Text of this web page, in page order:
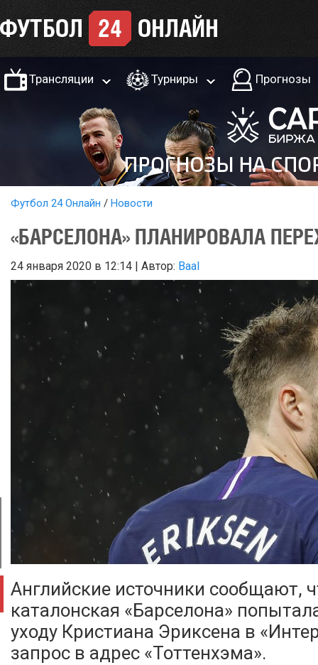
Трансляции Турниры Прогнозы
Футбол 24 Онлайн Новости
«БАРСЕЛОНА» ПЛАНИРОВАЛА
24 января 2020 в 12:14 | Автор: Baal
Английские источники сообщают,
каталонская «Барселона»
уходу Кристиана Эриксена в
запрос в адрес «Тоттенхэма».